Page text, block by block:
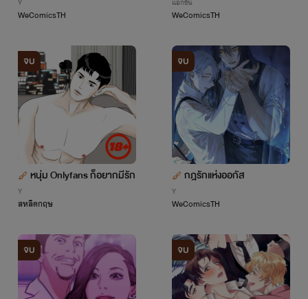
Y
WeComicsTH
แอ็กชั่น
WeComicsTH
จบ
หนุ่ม Onlyfans ก็อยากมีรัก
Y
สหลิดกฤษ
จบ
กฎรักแห่งออกัส
Y
WeComicsTH
จบ จบ